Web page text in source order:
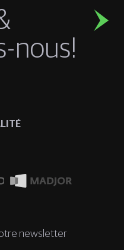
nous!
newsletter